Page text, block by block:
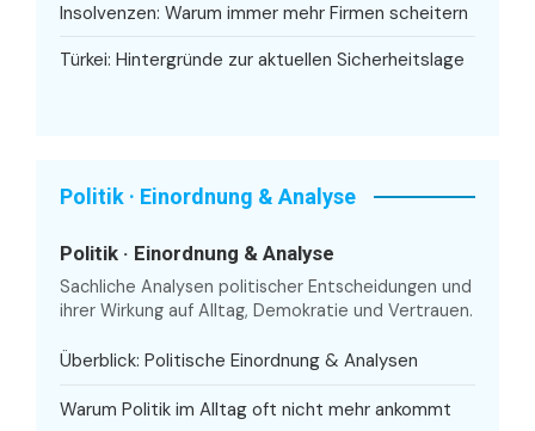
Insolvenzen: Warum immer mehr Firmen scheitern
Türkei: Hintergründe zur aktuellen Sicherheitslage
Politik · Einordnung & Analyse
Politik · Einordnung & Analyse
Sachliche Analysen politischer Entscheidungen und
ihrer Wirkung auf Alltag, Demokratie und Vertrauen.
Überblick: Politische Einordnung & Analysen
Warum Politik im Alltag oft nicht mehr ankommt